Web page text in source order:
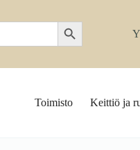
Search Button
Toimisto Keittiö ja